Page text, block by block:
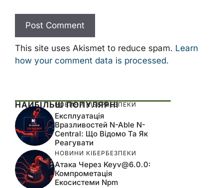
This site uses Akismet to reduce spam. Learn
how your comment data is processed.
НАЙБІЛЬШ ПОПУЛЯРНІ
НОВИНИ КІБЕРБЕЗПЕКИ
Експлуатація
Вразливостей N-Able N-
Central: Що Відомо Та Як
Реагувати
НОВИНИ КІБЕРБЕЗПЕКИ
Атака Через Keyv@6.0.0:
Компрометація
Екосистеми Npm